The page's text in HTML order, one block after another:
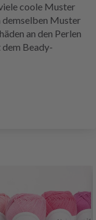
coole Muster
demselben Muster
an den Perlen
Beady-